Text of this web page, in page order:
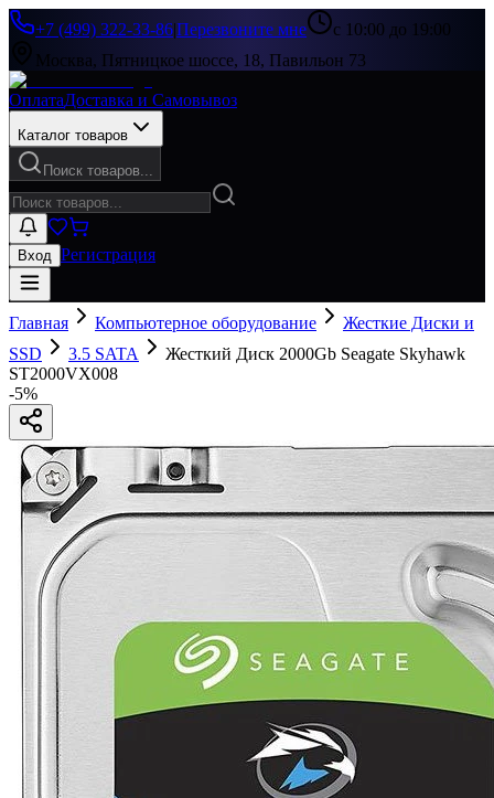
+7 (499) 322-33-86|Перезвоните мне
с 10:00 до 19:00
Москва, Пятницкое шоссе, 18, Павильон 73
ОплатаДоставка и Самовывоз
Каталог товаров
Поиск товаров...
Вход Регистрация
Главная Компьютерное оборудование
Жесткие Диски и
SSD
3.5 SATA
Жесткий Диск 2000Gb Seagate Skyhawk
ST2000VX008
-5%